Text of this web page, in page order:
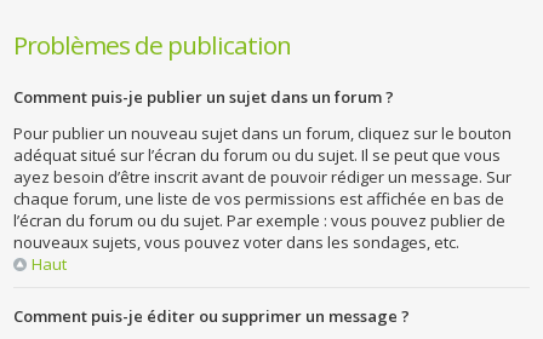
Problèmes de publication
Comment puis-je publier un sujet dans un forum ?
Pour publier un nouveau sujet dans un forum, cliquez sur le bouton
adéquat situé sur l’écran du forum ou du sujet. Il se peut que vous
ayez besoin d’être inscrit avant de pouvoir rédiger un message. Sur
chaque forum, une liste de vos permissions est affichée en bas de
l’écran du forum ou du sujet. Par exemple : vous pouvez publier de
nouveaux sujets, vous pouvez voter dans les sondages, etc.
Haut
Comment puis-je éditer ou supprimer un message ?